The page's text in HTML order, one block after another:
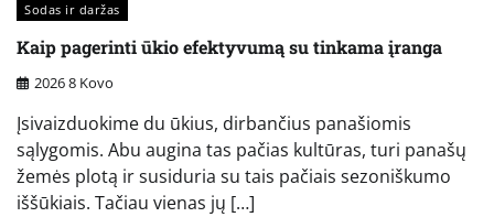
Sodas ir daržas
Kaip pagerinti ūkio efektyvumą su tinkama įranga
2026 8 Kovo
Įsivaizduokime du ūkius, dirbančius panašiomis
sąlygomis. Abu augina tas pačias kultūras, turi panašų
žemės plotą ir susiduria su tais pačiais sezoniškumo
iššūkiais. Tačiau vienas jų […]